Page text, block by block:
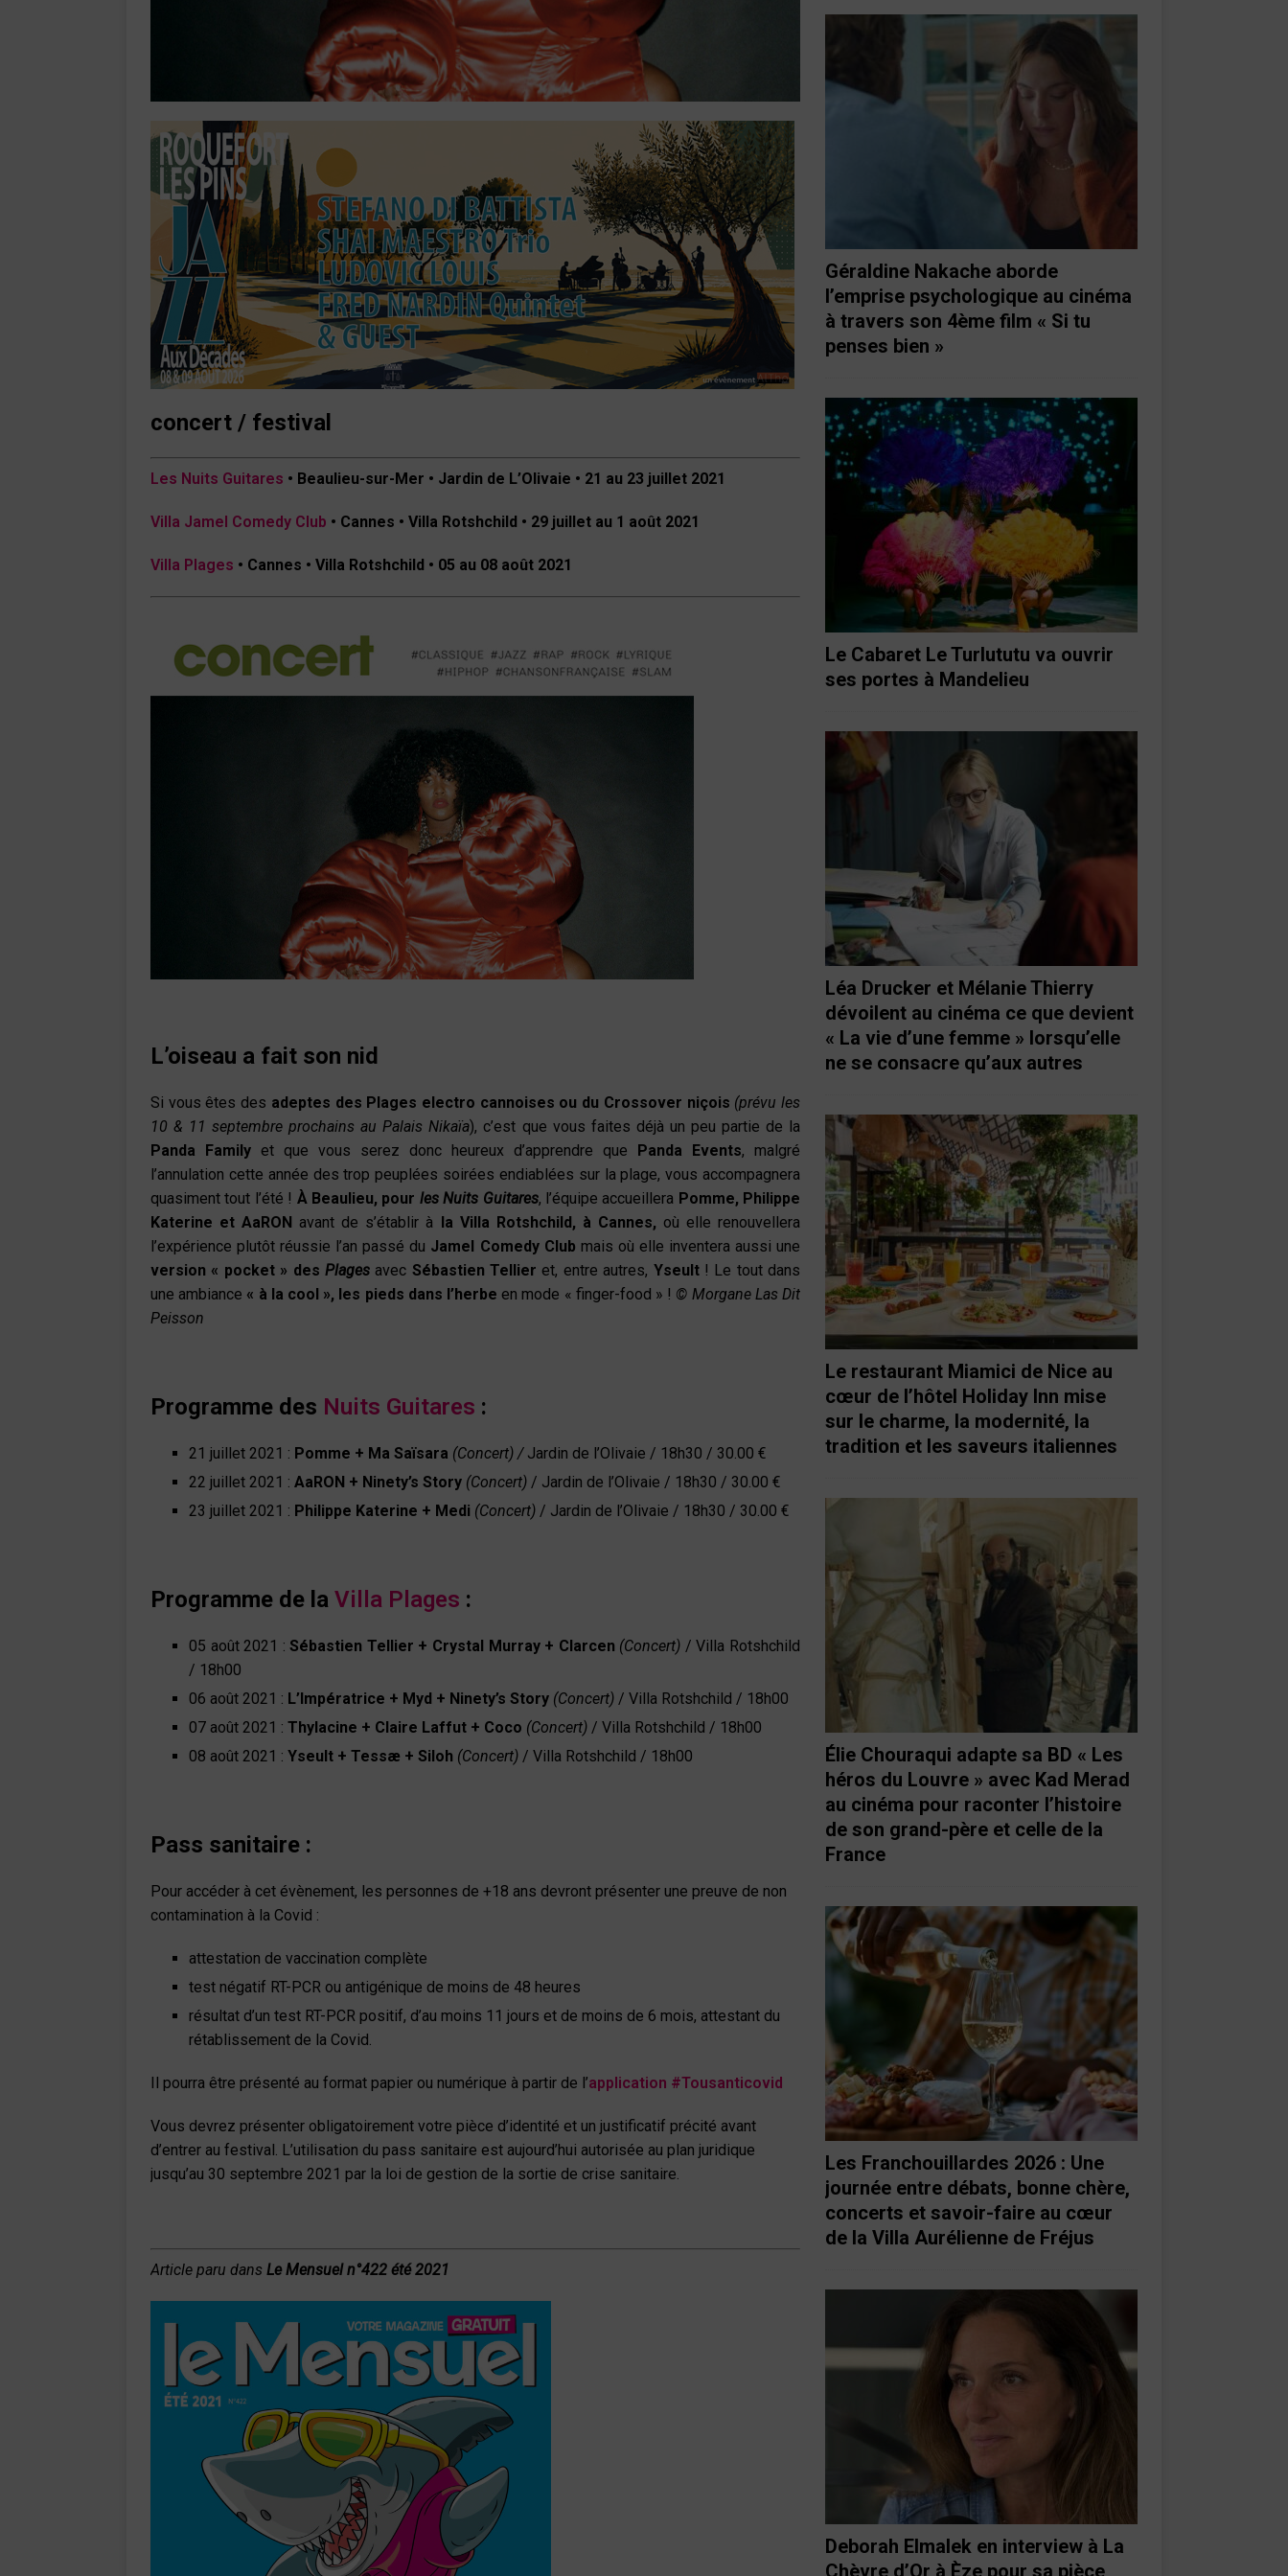
concert / festival
Les Nuits Guitares • Beaulieu-sur-Mer • Jardin de L’Olivaie • 21 au 23 juillet 2021
Villa Jamel Comedy Club • Cannes • Villa Rotshchild • 29 juillet au 1 août 2021
Villa Plages • Cannes • Villa Rotshchild • 05 au 08 août 2021
L’oiseau a fait son nid
Si vous êtes des adeptes des Plages electro cannoises ou du Crossover niçois (prévu les
10 & 11 septembre prochains au Palais Nikaïa), c’est que vous faites déjà un peu partie de la
Panda Family et que vous serez donc heureux d’apprendre que Panda Events, malgré
l’annulation cette année des trop peuplées soirées endiablées sur la plage, vous accompagnera
quasiment tout l’été ! À Beaulieu, pour les Nuits Guitares, l’équipe accueillera Pomme, Philippe
Katerine et AaRON avant de s’établir à la Villa Rotshchild, à Cannes, où elle renouvellera
l’expérience plutôt réussie l’an passé du Jamel Comedy Club mais où elle inventera aussi une
version « pocket » des Plagesavec Sébastien Tellier et, entre autres, Yseult! Le tout dans
une ambiance « à la cool », les pieds dans l’herbe en mode « finger-food » ! © Morgane Las Dit
Peisson
Programme des Nuits Guitares :
21 juillet 2021 : Pomme + Ma Saïsara (Concert) /Jardin de l’Olivaie / 18h30 / 30.00 €
22 juillet 2021 : AaRON + Ninety’s Story (Concert) / Jardin de l’Olivaie / 18h30 / 30.00 €
23 juillet 2021 : Philippe Katerine + Medi (Concert) / Jardin de l’Olivaie / 18h30 / 30.00 €
Programme de la Villa Plages :
05 août 2021 :Sébastien Tellier + Crystal Murray + Clarcen (Concert) / Villa Rotshchild
/ 18h00
06 août 2021 : L’Impératrice + Myd + Ninety’s Story (Concert) / Villa Rotshchild / 18h00
07 août 2021 : Thylacine + Claire Laffut + Coco (Concert) / Villa Rotshchild / 18h00
08 août 2021 : Yseult + Tessæ + Siloh (Concert) / Villa Rotshchild / 18h00
Pass sanitaire :
Pour accéder à cet évènement, les personnes de +18 ans devront présenter une preuve de non
contamination à la Covid :
attestation de vaccination complète
test négatif RT-PCR ou antigénique de moins de 48 heures
résultat d’un test RT-PCR positif, d’au moins 11 jours et de moins de 6 mois, attestant du
rétablissement de la Covid.
Il pourra être présenté au format papier ou numérique à partir de l’application #Tousanticovid
Vous devrez présenter obligatoirement votre pièce d’identité et un justificatif précité avant
d’entrer au festival. L’utilisation du pass sanitaire est aujourd’hui autorisée au plan juridique
jusqu’au 30 septembre 2021 par la loi de gestion de la sortie de crise sanitaire.
Article paru dans Le Mensuel n°422 été 2021
Géraldine Nakache aborde
l’emprise psychologique au cinéma
à travers son 4ème film « Si tu
penses bien »
Le Cabaret Le Turlututu va ouvrir
ses portes à Mandelieu
Léa Drucker et Mélanie Thierry
dévoilent au cinéma ce que devient
« La vie d’une femme » lorsqu’elle
ne se consacre qu’aux autres
Le restaurant Miamici de Nice au
cœur de l’hôtel Holiday Inn mise
sur le charme, la modernité, la
tradition et les saveurs italiennes
Élie Chouraqui adapte sa BD « Les
héros du Louvre » avec Kad Merad
au cinéma pour raconter l’histoire
de son grand-père et celle de la
France
Les Franchouillardes 2026 : Une
journée entre débats, bonne chère,
concerts et savoir-faire au cœur
de la Villa Aurélienne de Fréjus
Deborah Elmalek en interview à La